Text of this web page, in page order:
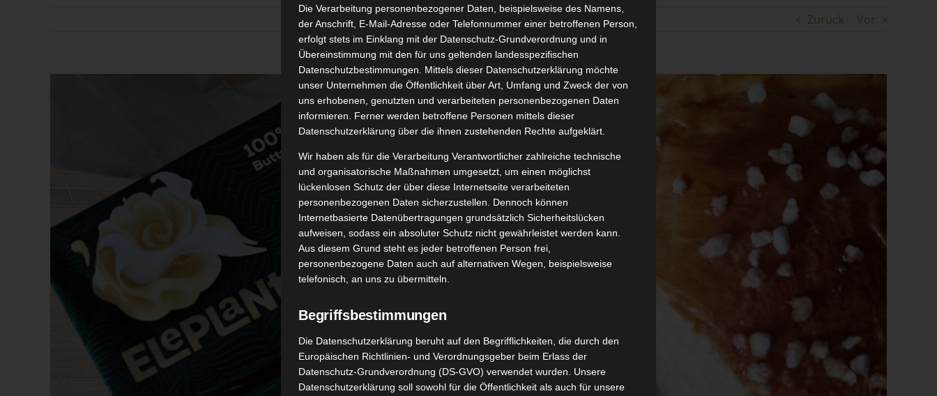
Zurück Vor
Die Verarbeitung personenbezogener Daten, beispielsweise des Namens,
der Anschrift, E-Mail-Adresse oder Telefonnummer einer betroffenen Person,
erfolgt stets im Einklang mit der Datenschutz-Grundverordnung und in
Übereinstimmung mit den für uns geltenden landesspezifischen
Datenschutzbestimmungen. Mittels dieser Datenschutzerklärung möchte
unser Unternehmen die Öffentlichkeit über Art, Umfang und Zweck der von
uns erhobenen, genutzten und verarbeiteten personenbezogenen Daten
informieren. Ferner werden betroffene Personen mittels dieser
Datenschutzerklärung über die ihnen zustehenden Rechte aufgeklärt.
Wir haben als für die Verarbeitung Verantwortlicher zahlreiche technische
und organisatorische Maßnahmen umgesetzt, um einen möglichst
lückenlosen Schutz der über diese Internetseite verarbeiteten
personenbezogenen Daten sicherzustellen. Dennoch können
Internetbasierte Datenübertragungen grundsätzlich Sicherheitslücken
aufweisen, sodass ein absoluter Schutz nicht gewährleistet werden kann.
Aus diesem Grund steht es jeder betroffenen Person frei,
personenbezogene Daten auch auf alternativen Wegen, beispielsweise
telefonisch, an uns zu übermitteln.
Begriffsbestimmungen
Die Datenschutzerklärung beruht auf den Begrifflichkeiten, die durch den
Europäischen Richtlinien- und Verordnungsgeber beim Erlass der
Datenschutz-Grundverordnung (DS-GVO) verwendet wurden. Unsere
Datenschutzerklärung soll sowohl für die Öffentlichkeit als auch für unsere